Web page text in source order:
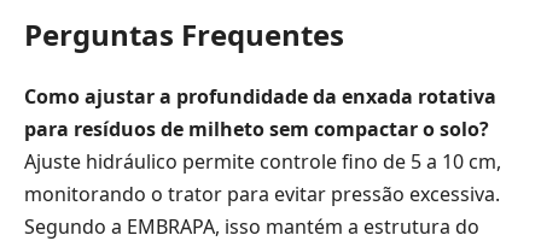
Perguntas Frequentes
Como ajustar a profundidade da enxada rotativa
para resíduos de milheto sem compactar o solo?
Ajuste hidráulico permite controle fino de 5 a 10 cm,
monitorando o trator para evitar pressão excessiva.
Segundo a EMBRAPA, isso mantém a estrutura do